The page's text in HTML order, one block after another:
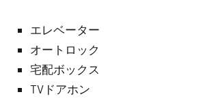
エレベーター
オートロック
宅配ボックス
TVドアホン